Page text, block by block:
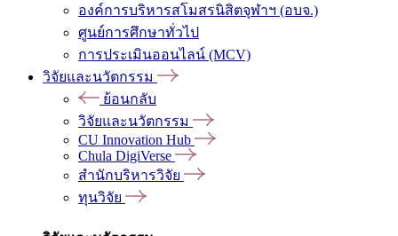
องค์การบริหารสโมสรนิสิตจุฬาฯ (อบจ.)
ศูนย์การศึกษาทั่วไป
การประเมินออนไลน์ (MCV)
วิจัยและนวัตกรรม
ย้อนกลับ
วิจัยและนวัตกรรม
CU Innovation Hub
Chula DigiVerse
สำนักบริหารวิจัย
ทุนวิจัย